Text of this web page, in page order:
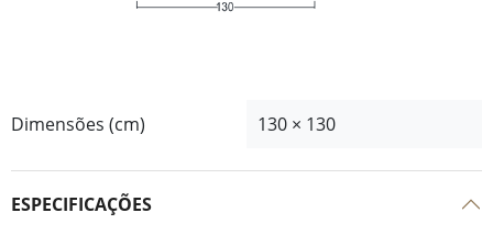
Dimensões (cm) 130 × 130
ESPECIFICAÇÕES